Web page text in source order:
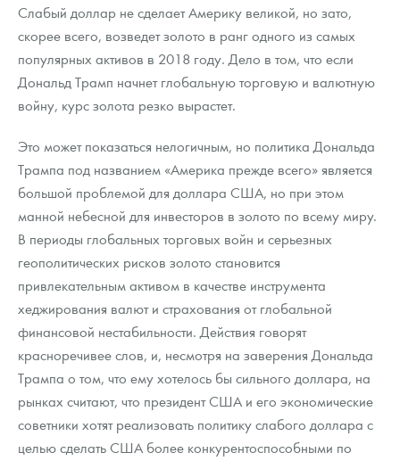
Золотой червонец Сеятель
Золотые слитки
Аксессуары
Год Лошади
Флот: ледоколы и корабли
Жетоны "Необыкновенные обитатели глубин"
Ювелирные изделия
Русская нумизматика
Золотая карманная галерея
Наборы подарочных и коллекционных монет
Монеты и жетоны из недрагоценных металлов
Выкуп монет
Выкуп серебряных монет
Вопрос - ответ
Памятка для работы с монетами из драгметаллов
Монеты
Политика конфиденциальности
Политика использования Cookies
Положение по обработке и защите персональных данных
Распродажа монет и жетонов
Итоги 2025 года. Прогноз курсов золота, серебра, платины на
2026 год
Cтатьи
Георгий Победоносец - динамика цен
Курс золота и серебра
Лом выкуп
Скупка слитков
Контакты
О нас
Наши преимущества
Пресс-служба
Слабый доллар не сделает Америку великой, но зато,
скорее всего, возведет золото в ранг одного из самых
популярных активов в 2018 году. Дело в том, что если
Дональд Трамп начнет глобальную торговую и валютную
войну, курс золота резко вырастет.
Это может показаться нелогичным, но политика Дональда
Трампа под названием «Америка прежде всего» является
большой проблемой для доллара США, но при этом
манной небесной для инвесторов в золото по всему миру.
В периоды глобальных торговых войн и серьезных
геополитических рисков золото становится
привлекательным активом в качестве инструмента
хеджирования валют и страхования от глобальной
финансовой нестабильности. Действия говорят
красноречивее слов, и, несмотря на заверения Дональда
Трампа о том, что ему хотелось бы сильного доллара, на
рынках считают, что президент США и его экономические
советники хотят реализовать политику слабого доллара с
целью сделать США более конкурентоспособными по